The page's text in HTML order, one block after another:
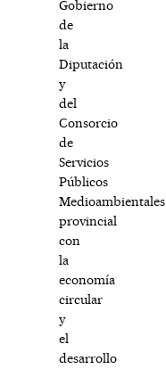
Gobierno
de
la
Diputación
y
del
Consorcio
de
Servicios
Públicos
Medioambientales
provincial
con
la
economía
circular
y
el
desarrollo